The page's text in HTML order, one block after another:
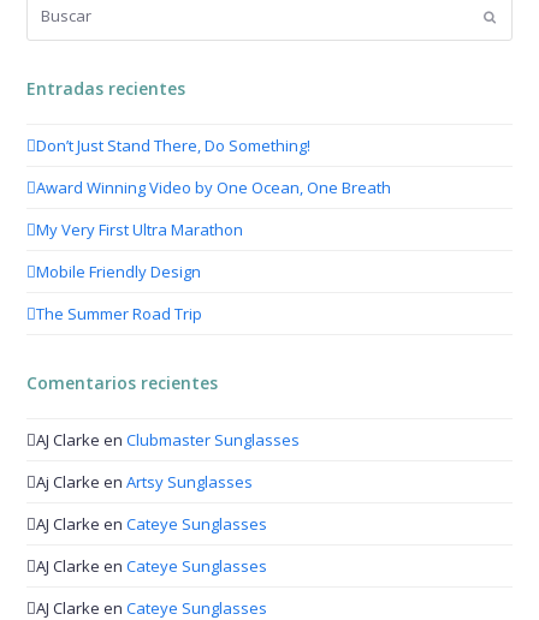
Enviar
Entradas recientes
Don’t Just Stand There, Do Something!
Award Winning Video by One Ocean, One Breath
My Very First Ultra Marathon
Mobile Friendly Design
The Summer Road Trip
Comentarios recientes
AJ Clarke enClubmaster Sunglasses
Aj Clarke enArtsy Sunglasses
AJ Clarke enCateye Sunglasses
AJ Clarke enCateye Sunglasses
AJ Clarke enCateye Sunglasses